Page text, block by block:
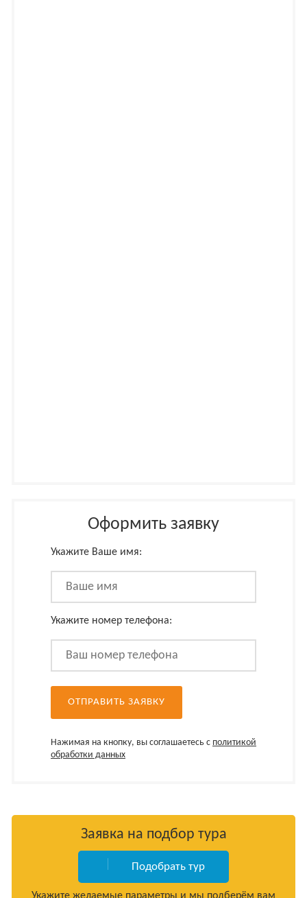
Оформить заявку
Укажите Ваше имя:
Укажите номер телефона:
Нажимая на кнопку, вы соглашаетесь с политикой
обработки данных
Заявка на подбор тура
Подобрать тур